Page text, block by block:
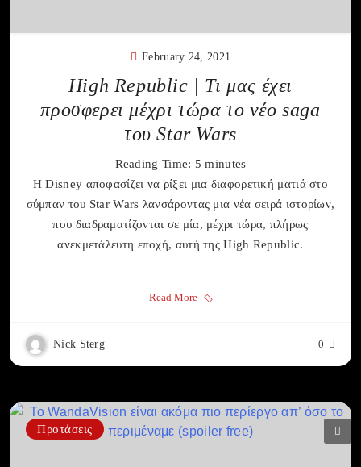
February 24, 2021
High Republic | Τι μας έχει
προσφερει μέχρι τώρα το νέο saga
του Star Wars
Reading Time: 5 minutes
H Disney αποφασίζει να ρίξει μια διαφορετική ματιά στο
σύμπαν του Star Wars λανσάροντας μια νέα σειρά ιστορίων,
που διαδραματίζονται σε μία, μέχρι τώρα, πλήρως
ανεκμετάλευτη εποχή, αυτή της High Republic.
Read More
Nick Sterg 0
Προτάσεις